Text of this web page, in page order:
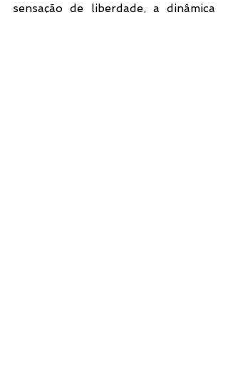
sensação de liberdade, a dinâmica